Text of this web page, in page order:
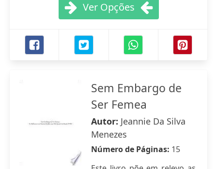
Ver Opções
Sem Embargo de
Ser Femea
Autor: Jeannie Da Silva
Menezes
Número de Páginas: 15